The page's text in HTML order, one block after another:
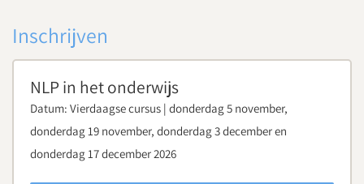
Inschrijven
NLP in het onderwijs
Datum: Vierdaagse cursus | donderdag 5 november,
donderdag 19 november, donderdag 3 december en
donderdag 17 december 2026